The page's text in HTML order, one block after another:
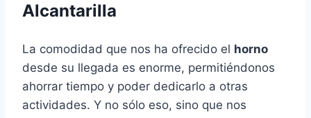
Alcantarilla
La comodidad que nos ha ofrecido el horno
desde su llegada es enorme, permitiéndonos
ahorrar tiempo y poder dedicarlo a otras
actividades. Y no sólo eso, sino que nos